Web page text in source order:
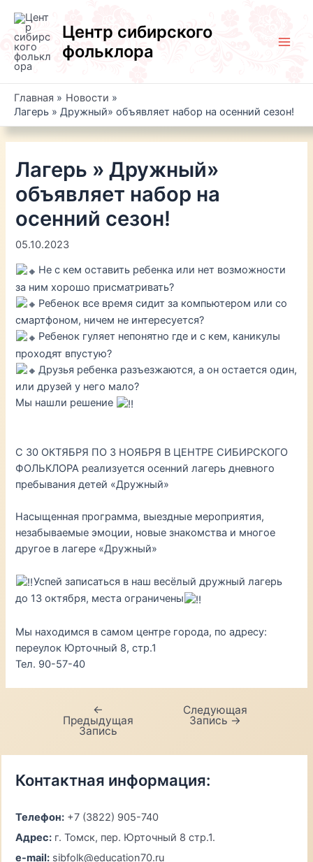
содержимомуЦентр сибирского
фольклора
Главная
Новости
Лагерь » Дружный» объявляет набор на осенний сезон!
Лагерь » Дружный»
объявляет набор на
осенний сезон!
05.10.2023
Не с кем оставить ребенка или нет возможности
за ним хорошо присматривать?
Ребенок все время сидит за компьютером или со
смартфоном, ничем не интересуется?
Ребенок гуляет непонятно где и с кем, каникулы
проходят впустую?
Друзья ребенка разъезжаются, а он остается один,
или друзей у него мало?
Мы нашли решение
С 30 ОКТЯБРЯ ПО 3 НОЯБРЯ В ЦЕНТРЕ СИБИРСКОГО
ФОЛЬКЛОРА реализуется осенний лагерь дневного
пребывания детей «Дружный»
Насыщенная программа, выездные мероприятия,
незабываемые эмоции, новые знакомства и многое
другое в лагере «Дружный»
Успей записаться в наш весёлый дружный лагерь
до 13 октября, места ограничены
Мы находимся в самом центре города, по адресу:
переулок Юрточный 8, стр.1
Тел. 90-57-40
←
Предыдущая
Запись
Следующая
Запись →
Контактная информация:
Телефон: +7 (3822) 905-740
Адрес: г. Томск, пер. Юрточный 8 стр.1.
e-mail: sibfolk@education70.ru